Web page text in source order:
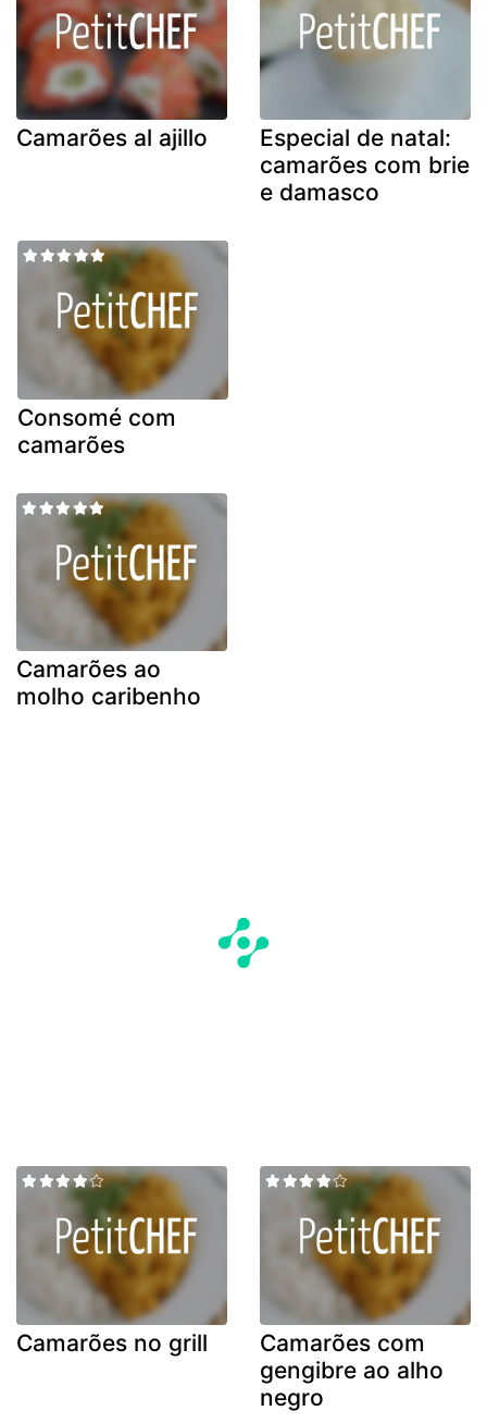
Camarões al ajillo
Especial de natal:
camarões com brie
e damasco
Consomé com
camarões
Camarões ao
molho caribenho
Camarões no grill
Camarões com
gengibre ao alho
negro